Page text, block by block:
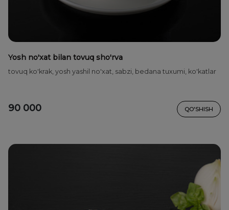
Yosh no'xat bilan tovuq sho'rva
tovuq ko'krak, yosh yashil no'xat, sabzi, bedana tuxumi, ko'katlar
90 000 QO'SHISH